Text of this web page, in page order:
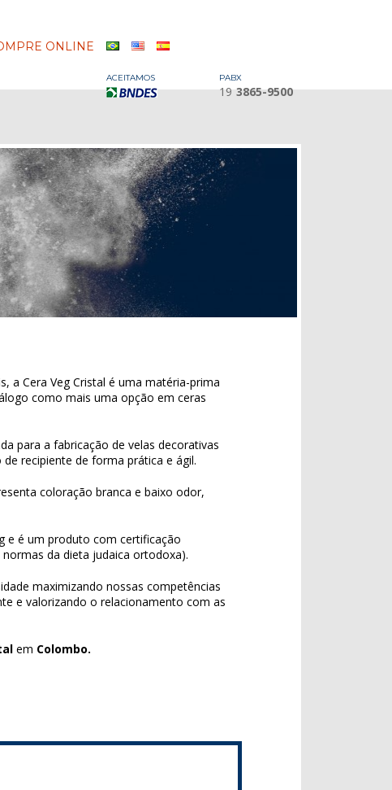
ONLINE
ACEITAMOS PABX
19 3865-9500
a Cera Veg Cristal é uma matéria-prima
como mais uma opção em ceras
para a fabricação de velas decorativas
recipiente de forma prática e ágil.
coloração branca e baixo odor,
e é um produto com certificação
da dieta judaica ortodoxa).
maximizando nossas competências
e valorizando o relacionamento com as
em Colombo.